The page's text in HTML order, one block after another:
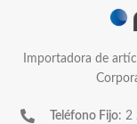
Importadora de
Teléfono Fijo: 2